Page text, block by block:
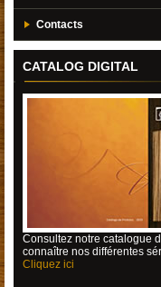
Contacts
CATALOG DIGITAL
Consultez notre catalogue
connaître nos différentes
Cliquez ici